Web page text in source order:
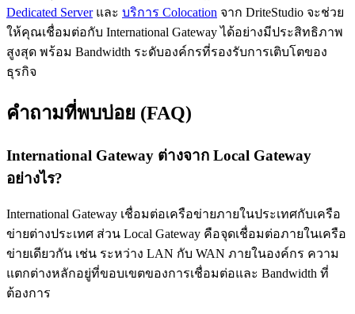
Dedicated Serverและ บริการ Colocation จาก DriteStudio จะช่วย
ให้คุณเชื่อมต่อกับ International Gateway ได้อย่างมีประสิทธิภาพ
สูงสุด พร้อม Bandwidth ระดับองค์กรที่รองรับการเติบโตของ
ธุรกิจ
คำถามที่พบบ่อย (FAQ)
International Gateway ต่างจาก Local Gateway
อย่างไร?
International Gateway เชื่อมต่อเครือข่ายภายในประเทศกับเครือ
ข่ายต่างประเทศ ส่วน Local Gateway คือจุดเชื่อมต่อภายในเครือ
ข่ายเดียวกัน เช่น ระหว่าง LAN กับ WAN ภายในองค์กร ความ
แตกต่างหลักอยู่ที่ขอบเขตของการเชื่อมต่อและ Bandwidth ที่
ต้องการ